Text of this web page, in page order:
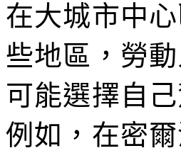
在大城市中
些地區，勞
可能選擇自
例如，在密